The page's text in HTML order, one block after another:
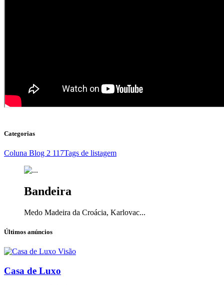
Categorias
Coluna Blog 2 117Tags de listagem
Bandeira
Medo Madeira da Croácia, Karlovac...
Últimos anúncios
Visão
Casa de Luxo